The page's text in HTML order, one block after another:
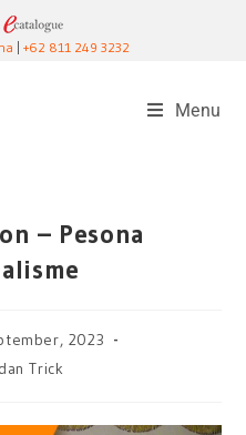
+62 811 249 3232
Menu
– Pesona
2023
Trick